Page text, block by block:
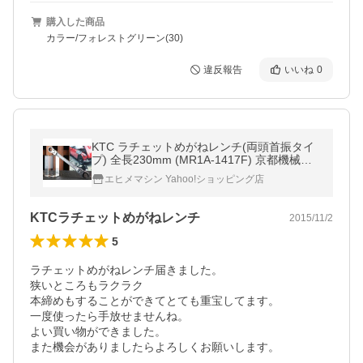
購入した商品
カラー/フォレストグリーン(30)
違反報告 いいね 0
KTC ラチェットめがねレンチ(両頭首振タイ
プ) 全長230mm (MR1A-1417F) 京都機械工
具 エヒメマシン Yahoo!ショッピング店
KTCラチェットめがねレンチ 2015/11/2
5
ラチェットめがねレンチ届きました。
狭いところもラクラク
本締めもすることができてとても重宝してます。
一度使ったら手放せませんね。
よい買い物ができました。
また機会がありましたらよろしくお願いします。